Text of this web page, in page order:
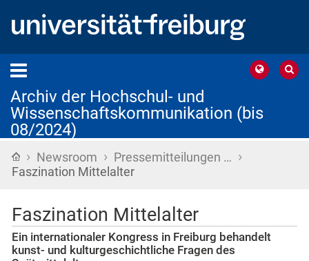
Archiv der Hochschul- und
Wissenschaftskommunikation (bis
08/2024)
Startseite
› Newsroom › Pressemitteilungen … ›
Faszination Mittelalter
Faszination Mittelalter
Ein internationaler Kongress in Freiburg behandelt
kunst- und kulturgeschichtliche Fragen des